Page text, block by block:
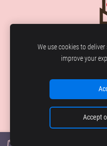
Lai īpašo
We use cookies to
improve your
Accept